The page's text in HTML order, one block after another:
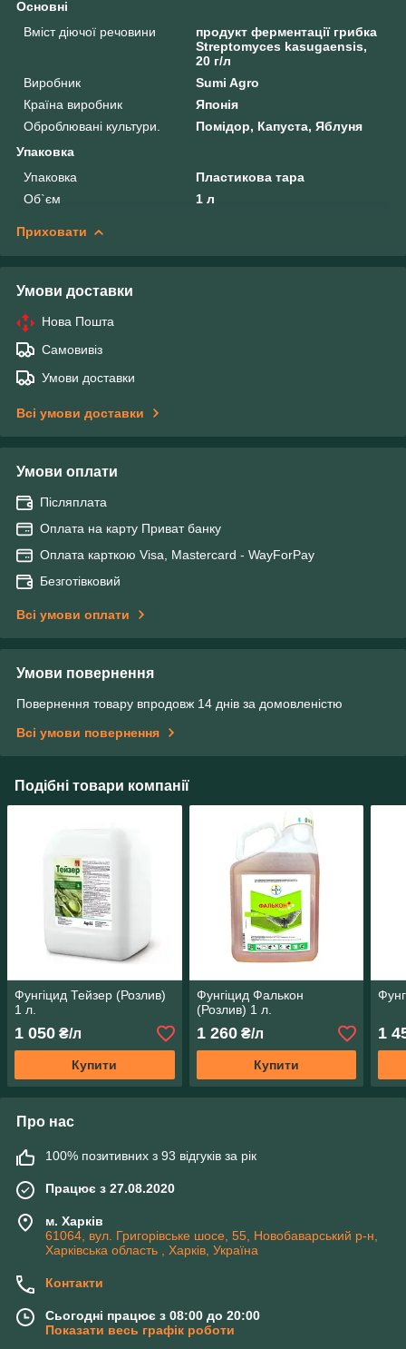
Основні
Вміст діючої речовини
продукт ферментації грибка
Streptomyces kasugaensis,
20 г/л
Виробник
Sumi Agro
Країна виробник
Японія
Оброблювані культури.
Помідор, Капуста, Яблуня
Упаковка
Упаковка
Пластикова тара
Об`єм
1 л
Приховати
Умови доставки
Нова Пошта
Самовивіз
Умови доставки
Всі умови доставки
Умови оплати
Післяплата
Оплата на карту Приват банку
Оплата карткою Visa, Mastercard - WayForPay
Безготівковий
Всі умови оплати
Умови повернення
Повернення товару впродовж 14 днів за домовленістю
Всі умови повернення
Подібні товари компанії
Фунгіцид Тейзер (Розлив)
1 л.
1 050 ₴/л
Купити
Фунгіцид Фалькон
(Розлив) 1 л.
1 260₴/л
Купити
1
Про нас
100% позитивних з 93 відгуків за рік
Працює з 27.08.2020
м. Харків
61064, вул. Григорівське шосе, 55, Новобаварський р-н,
Харківська область , Харків, Україна
Контакти
Сьогодні працює з 08:00 до 20:00
Показати весь графік роботи